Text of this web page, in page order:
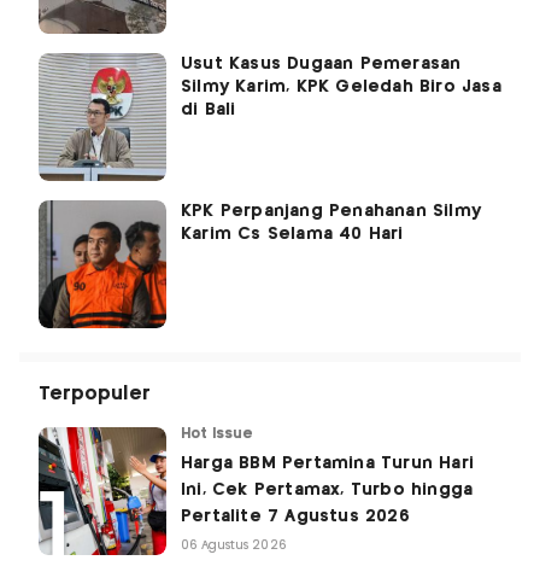
Usut Kasus Dugaan Pemerasan
Silmy Karim, KPK Geledah Biro Jasa
di Bali
KPK Perpanjang Penahanan Silmy
Karim Cs Selama 40 Hari
Terpopuler
Hot Issue
Harga BBM Pertamina Turun Hari
Ini, Cek Pertamax, Turbo hingga
Pertalite 7 Agustus 2026
06 Agustus 2026